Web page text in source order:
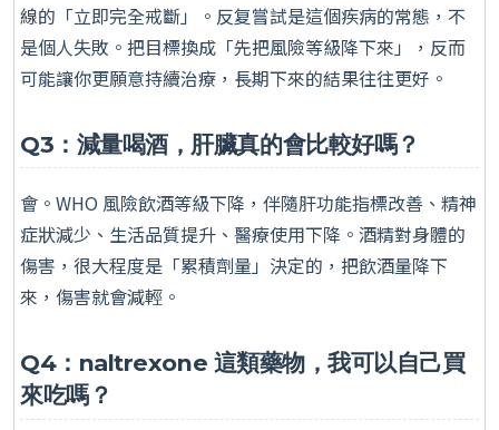
線的「立即完全戒斷」。反复嘗試是這個疾病的常態，不
是個人失敗。把目標換成「先把風險等級降下來」，反而
可能讓你更願意持續治療，長期下來的結果往往更好。
Q3：減量喝酒，肝臟真的會比較好嗎？
會。WHO 風險飲酒等級下降，伴隨肝功能指標改善、精神
症狀減少、生活品質提升、醫療使用下降。酒精對身體的
傷害，很大程度是「累積劑量」決定的，把飲酒量降下
來，傷害就會減輕。
Q4：naltrexone 這類藥物，我可以自己買
來吃嗎？